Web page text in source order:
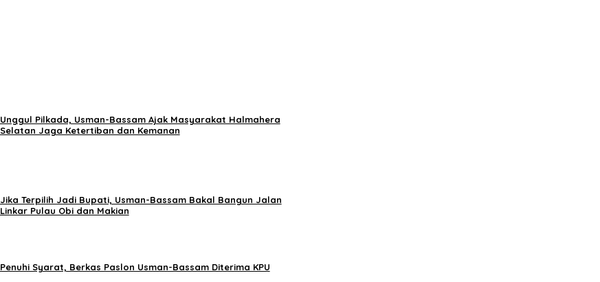
Unggul Pilkada, Usman-Bassam Ajak Masyarakat Halmahera
Selatan Jaga Ketertiban dan Kemanan
Jika Terpilih Jadi Bupati, Usman-Bassam Bakal Bangun Jalan
Linkar Pulau Obi dan Makian
Penuhi Syarat, Berkas Paslon Usman-Bassam Diterima KPU